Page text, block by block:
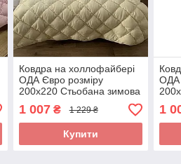
Ковдра на холлофайбері
ОДА Євро розміру
200х220 Стьобана зимова
ковдра високої якості
1 007₴ 1 229 ₴
Купити
ОДА
1